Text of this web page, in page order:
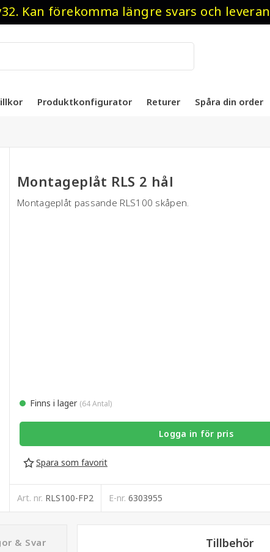
Kan förekomma längre svars och
Produktkonfigurator Returer Spåra din order
Montageplåt RLS 2 hål
Montageplåt passande RLS100 skåpen.
Finns i lager (64 Antal)
Logga in för pris
Spara som favorit
Art. nr. RLS100-FP2 E-nr. 6303955
& Svar Tillbehör